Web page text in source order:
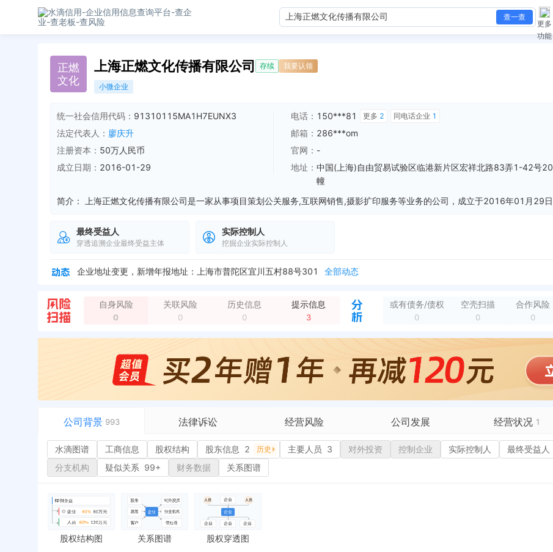
查一查
更多
功能
正燃
文化
上海正燃文化传播有限公司 存续 我要认领
小微企业
统一社会信用代码： 91310115MA1H7EUNX3
法定代表人： 廖庆升
注册资本： 50万人民币
成立日期： 2016-01-29
电话： 150***81 更多 2 同电话企业 1
邮箱： 286***om
官网： -
地址： 中国(上海)自由贸易试验区临港新片区宏祥北路83弄1-42号20
幢
简介：
最终受益人
穿透追溯企业最终受益主体
实际控制人
挖掘企业实际控制人
经营范围变更，变更前：文化艺术交流与策划、公关活动策划，投资管理，电子商务（不得从事金融业务），摄影摄像服务（限数码摄影）、会议及展览服务，图文设计制作，...
全部动态
企业地址变更，新增年报地址：浦东新区万祥镇宏祥北路83弄1-42号20幢
企业地址变更，新增年报地址：普陀区宜川五村88号301
企业地址变更，新增年报地址：上海市浦东新区万祥镇宏祥北路83弄1-42号20幢
自身风险
0
关联风险
0
历史信息
0
提示信息
3
或有债务/债权
0
空壳扫描
0
合作风险
0
公司背景 993 法律诉讼 经营风险 公司发展 经营状况 1
水滴图谱
工商信息
股东信息
历史
主要人员 3
对外投资
控制企业
司法案件
立案信息
法院公告
裁判文书
送达公告
被执行人
或有债务债权
融资历史
招投标
水滴图谱 工商信息 股权结构 股东信息 2 历史 主要人员 3 对外投资 控制企业 实际控制人 最终受益人
分支机构
疑似关系 99+ 财务数据 关系图谱
股权结构图 关系图谱 股权穿透图